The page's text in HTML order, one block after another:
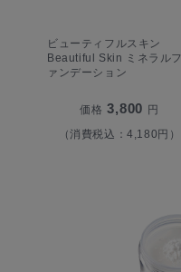
ビューティフルスキン
Beautiful Skin ミネラルフ
ァンデーション
価格 3,800 円
（消費税込：4,180円）